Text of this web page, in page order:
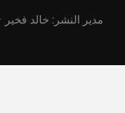
مدير النشر: خالد